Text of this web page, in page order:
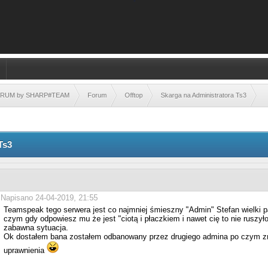
by SHARP#TEAM Forum Offtop Skarga na Administratora Ts3
Napisano 24-04-2019, 21:55
Teamspeak tego serwera jest co najmniej śmieszny "Admin" Stefan wielki
czym gdy odpowiesz mu że jest "ciotą i płaczkiem i nawet cię to nie
zabawna sytuacja.
Ok dostałem bana zostałem odbanowany przez drugiego admina po czym
uprawnienia